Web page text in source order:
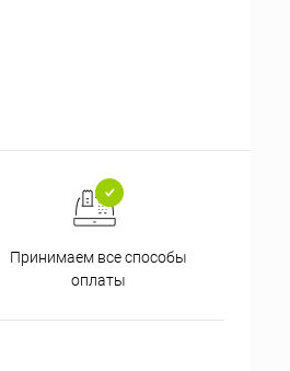
Принимаем все способы
оплаты